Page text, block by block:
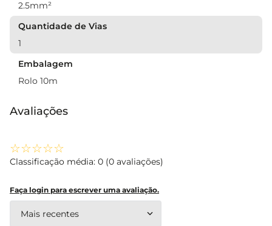
2.5mm²
Quantidade de Vias
1
Embalagem
Rolo 10m
Avaliações
☆☆☆☆☆
Classificação média: 0 (0 avaliações)
Faça login para escrever uma avaliação.
Mais recentes